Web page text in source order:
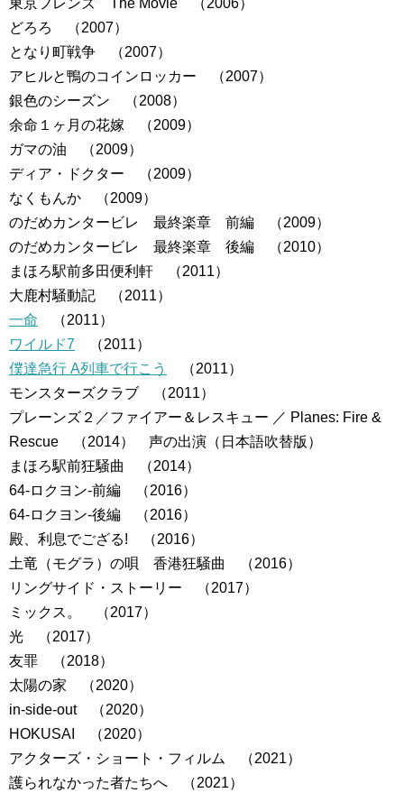
東京フレンズ The Movie （2006）
どろろ （2007）
となり町戦争 （2007）
アヒルと鴨のコインロッカー （2007）
銀色のシーズン （2008）
余命１ヶ月の花嫁 （2009）
ガマの油 （2009）
ディア・ドクター （2009）
なくもんか （2009）
のだめカンタービレ 最終楽章 前編 （2009）
のだめカンタービレ 最終楽章 後編 （2010）
まほろ駅前多田便利軒 （2011）
大鹿村騒動記 （2011）
一命 （2011）
ワイルド7 （2011）
僕達急行 A列車で行こう
（2011）
モンスターズクラブ （2011）
プレーンズ２／ファイアー＆レスキュー ／ Planes: Fire &
Rescue （2014） 声の出演（日本語吹替版）
まほろ駅前狂騒曲 （2014）
64-ロクヨン-前編 （2016）
64-ロクヨン-後編 （2016）
殿、利息でござる! （2016）
土竜（モグラ）の唄 香港狂騒曲 （2016）
リングサイド・ストーリー （2017）
ミックス。 （2017）
光 （2017）
友罪 （2018）
太陽の家 （2020）
in-side-out （2020）
HOKUSAI （2020）
アクターズ・ショート・フィルム （2021）
護られなかった者たちへ （2021）